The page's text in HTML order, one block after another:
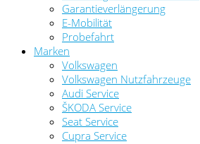
Garantieverlängerung
E-Mobilität
Probefahrt
Marken
Volkswagen
Volkswagen Nutzfahrzeuge
Audi Service
ŠKODA Service
Seat Service
Cupra Service